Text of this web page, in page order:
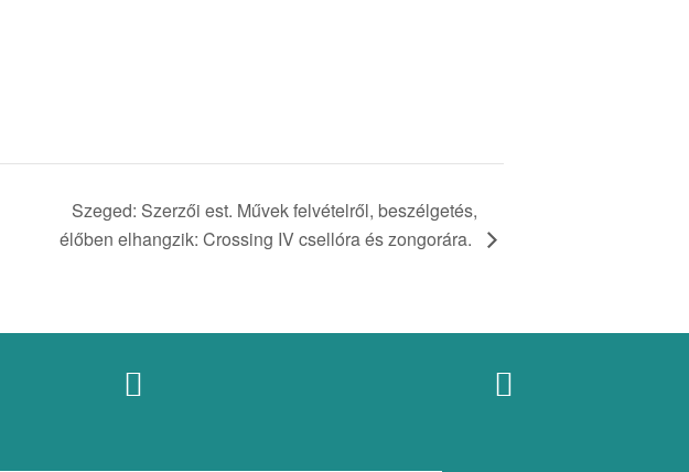
Szeged: Szerzői est. Művek felvételről, beszélgetés,
élőben elhangzik: Crossing IV csellóra és zongorára.